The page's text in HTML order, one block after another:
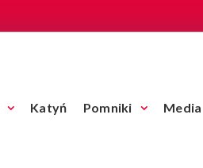
Katyń Pomniki Media